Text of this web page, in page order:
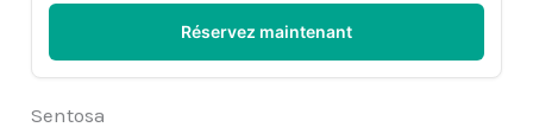
Réservez maintenant
Sentosa